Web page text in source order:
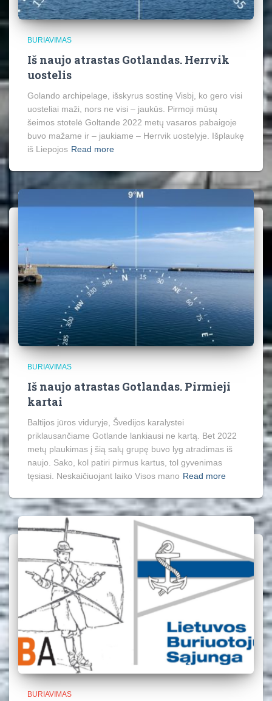
BURIAVIMAS
Iš naujo atrastas Gotlandas. Herrvik
uostelis
Golando archipelage, išskyrus sostinę Visbį, ko gero visi
uosteliai maži, nors ne visi – jaukūs. Pirmoji mūsų
šeimos stotelė Goltande 2022 metų vasaros pabaigoje
buvo mažame ir – jaukiame – Herrvik uostelyje. Išplaukę
iš Liepojos Read more
BURIAVIMAS
Iš naujo atrastas Gotlandas. Pirmieji
kartai
Baltijos jūros viduryje, Švedijos karalystei
priklausančiame Gotlande lankiausi ne kartą. Bet 2022
metų plaukimas į šią salų grupę buvo lyg atradimas iš
naujo. Sako, kol patiri pirmus kartus, tol gyvenimas
tęsiasi. Neskaičiuojant laiko Visos mano Read more
BURIAVIMAS